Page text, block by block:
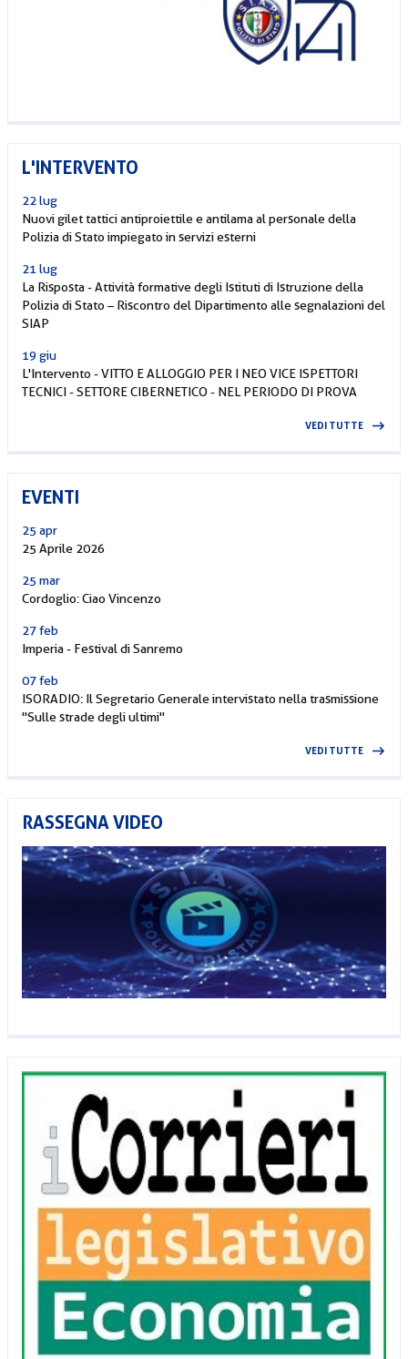
L'INTERVENTO
22 lug
Nuovi gilet tattici antiproiettile e antilama al personale della
Polizia di Stato impiegato in servizi esterni
21 lug
La Risposta - Attività formative degli Istituti di Istruzione della
Polizia di Stato – Riscontro del Dipartimento alle segnalazioni del
SIAP
19 giu
L'Intervento - VITTO E ALLOGGIO PER I NEO VICE ISPETTORI
TECNICI - SETTORE CIBERNETICO - NEL PERIODO DI PROVA
VEDI TUTTE
EVENTI
25 apr
25 Aprile 2026
25 mar
Cordoglio: Ciao Vincenzo
27 feb
Imperia - Festival di Sanremo
07 feb
ISORADIO: Il Segretario Generale intervistato nella trasmissione
"Sulle strade degli ultimi"
VEDI TUTTE
RASSEGNA VIDEO